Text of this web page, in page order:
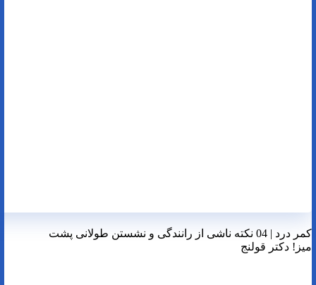
کمر درد | 04 نکته ناشی از رانندگی و نشستن طولانی پشت
میز! دکتر قولنج